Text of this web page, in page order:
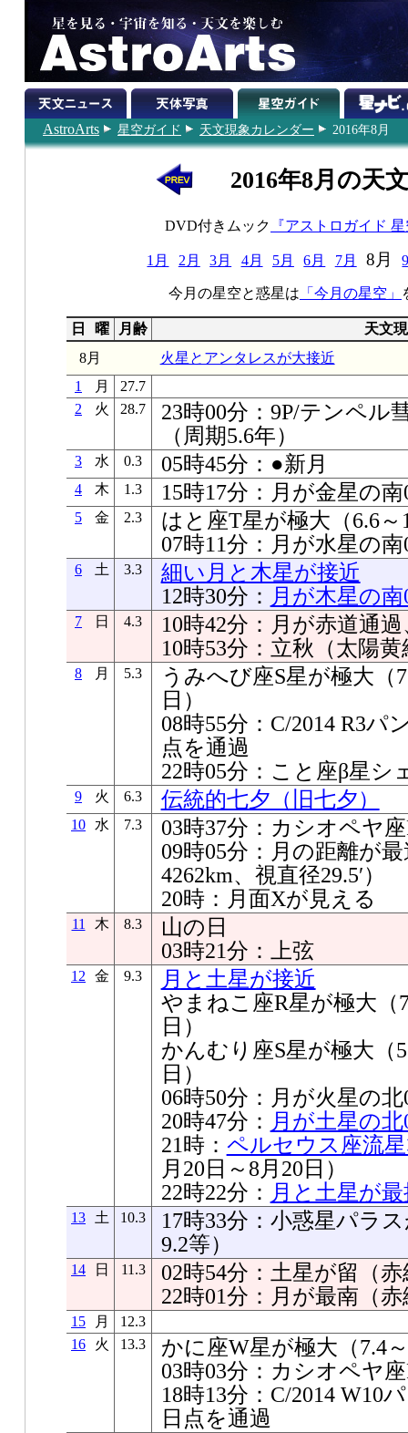
AstroArts 星空ガイド 天文現象カレンダー 2016年8月
2016年8月の天
DVD付きムック 『アストロガイド
1月 2月 3月 4月 5月 6月 7月 8月
今月の星空と惑星は 「今月の星空」
日 曜 月齢
天文
8月
火星とアンタレスが大接近
1
月
27.7
2
火 28.7
23時00分：9P/テンペル
（周期5.6年）
3 水 0.3 05時45分：●新月
4 木 1.3 15時17分：月が金星の南
5 金 2.3
はと座T星が極大（6.6～
07時11分：月が水星の南
6 土 3.3
細い月と木星が接近
12時30分： 月が木星の南
7 日 4.3
10時42分：月が赤道通
10時53分：立秋（太陽黄
8 月 5.3
うみへび座S星が極大（
日）
08時55分：C/2014 R3パ
点を通過
22時05分：こと座β星シ
9 火 6.3 伝統的七夕（旧七夕）
10 水 7.3
03時37分：カシオペヤ
09時05分：月の距離が
4262km、視直径29.5′）
20時：月面Xが見える
11 木 8.3
山の日
03時21分：上弦
12 金 9.3
月と土星が接近
やまねこ座R星が極大（
日）
かんむり座S星が極大（
日）
06時50分：月が火星の北
20時47分： 月が土星の北
21時： ペルセウス座流
月20日～8月20日）
22時22分： 月と土星が
13 土 10.3
17時33分：小惑星パラ
9.2等）
14 日 11.3
02時54分：土星が留（赤
22時01分：月が最南（赤
15 月
12.3
16
火 13.3
かに座W星が極大（7.4
03時03分：カシオペヤ
18時13分：C/2014 W10
日点を通過